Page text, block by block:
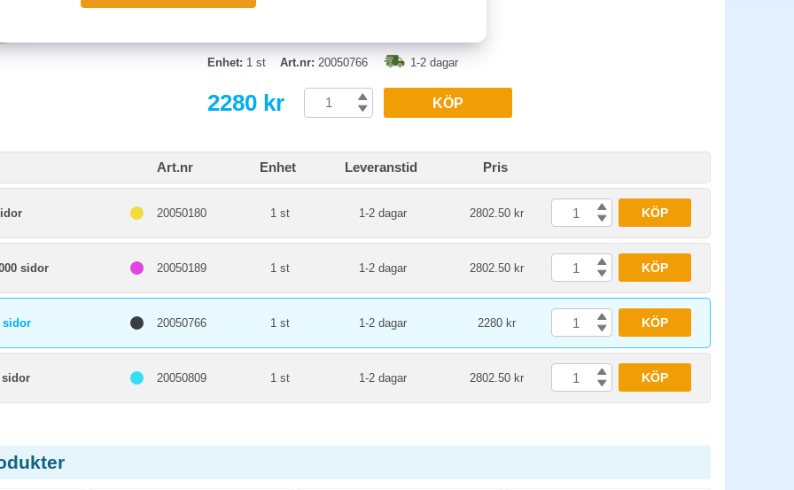
Enhet: 1 st Art.nr: 20050766 1-2 dagar
2280 kr KÖP
Art.nr Enhet Leveranstid Pris
20050180 1 st 1-2 dagar 2802.50 kr KÖP
sidor 20050189 1 st 1-2 dagar 2802.50 kr KÖP
sidor 20050766 1 st 1-2 dagar 2280 kr KÖP
sidor 20050809 1 st 1-2 dagar 2802.50 kr KÖP